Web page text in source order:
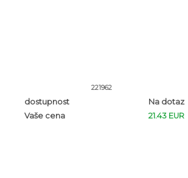
221962
dostupnost
Na dotaz
Vaše cena
21.43 EUR